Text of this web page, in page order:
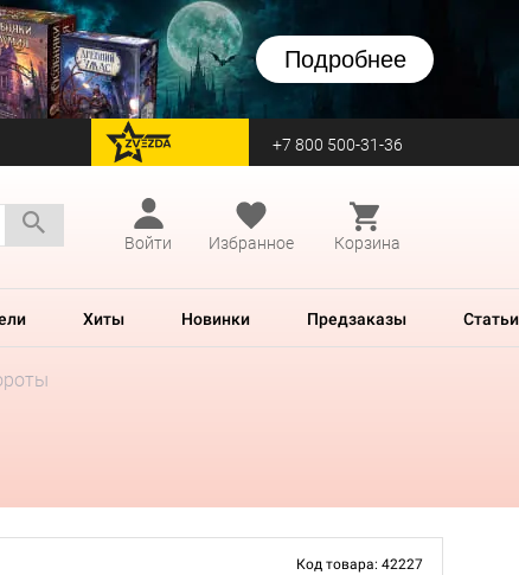
Подробнее
перейти на Zvezda +7 800 500-31-36
Войти
Избранное Корзина
Хиты Новинки Предзаказы Статьи
Код товара: 42227